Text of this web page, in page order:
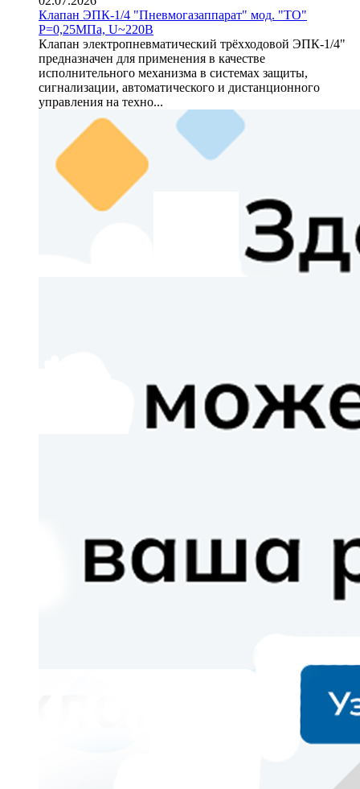
Клапан ЭПК-1/4 "Пневмогазаппарат" мод. "ТО"
P=0,25МПа, U~220В
Клапан электропневматический трёхходовой ЭПК‑1/4"
предназначен для применения в качестве
исполнительного механизма в системах защиты,
сигнализации, автоматического и дистанционного
управления на техно...